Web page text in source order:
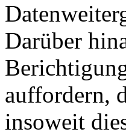
Darüber
auffordern,
insoweit